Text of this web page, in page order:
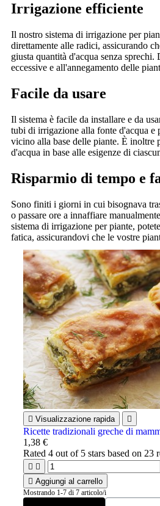
Irrigazione efficiente
Il nostro sistema di irrigazione per
direttamente alle radici, assicurando
giusta quantità d'acqua senza
eccessive e all'annegamento delle
Facile da usare
Il sistema è facile da installare e da
tubi di irrigazione alla fonte d'acqua e
vicino alla base delle piante. È inoltre
d'acqua in base alle esigenze di
Risparmio di tempo e
Sono finiti i giorni in cui bisognava
o passare ore a innaffiare
sistema di irrigazione per piante,
fatica, assicurandovi che le vostre
 Visualizzazione rapida 
Ricette tradizionali greche di
1,38 €
Rated4 out of 5 stars based on 23
 
 Aggiungi al carrello
Mostrando 1-7 di 7 articolo/i